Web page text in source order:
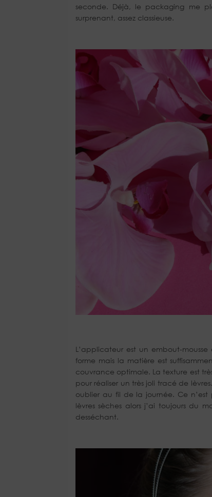
seconde. Déjà, le packaging me
surprenant, assez classieuse.
L’applicateur est un embout-
forme mais la matière est
couvrance optimale. La texture est
pour réaliser un très joli tracé de
oublier au fil de la journée. Ce
lèvres sèches alors j’ai toujours du
desséchant.